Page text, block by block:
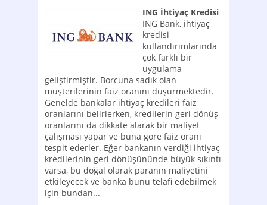
ING İhtiyaç Kredisi
ING Bank, ihtiyaç
kredisi
kullandırımlarında
çok farklı bir
uygulama
geliştirmiştir. Borcuna sadık olan
müşterilerinin faiz oranını düşürmektedir.
Genelde bankalar ihtiyaç kredileri faiz
oranlarını belirlerken, kredilerin geri dönüş
oranlarını da dikkate alarak bir maliyet
çalışması yapar ve buna göre faiz oranı
tespit ederler. Eğer bankanın verdiği ihtiyaç
kredilerinin geri dönüşününde büyük sıkıntı
varsa, bu doğal olarak paranın maliyetini
etkileyecek ve banka bunu telafi edebilmek
için bundan...